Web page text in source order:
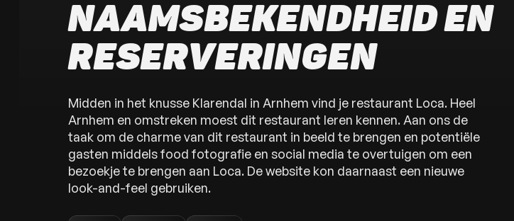
NAAMSBEKENDHEID EN
RESERVERINGEN
Midden in het knusse Klarendal in Arnhem vind je restaurant Loca. Heel
Arnhem en omstreken moest dit restaurant leren kennen. Aan ons de
taak om de charme van dit restaurant in beeld te brengen en potentiële
gasten middels food fotografie en social media te overtuigen om een
bezoekje te brengen aan Loca. De website kon daarnaast een nieuwe
look-and-feel gebruiken.